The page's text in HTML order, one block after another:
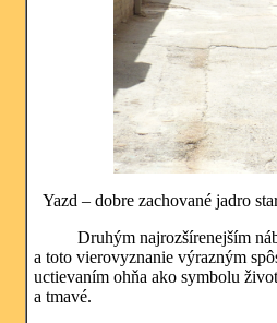
Yazd – dobre zachované jadro
Druhým najrozšírenejším
a toto vierovyznanie výrazným
uctievaním ohňa ako symbolu
a tmavé.